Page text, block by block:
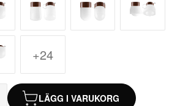
+24
LÄGG I VARUKORG